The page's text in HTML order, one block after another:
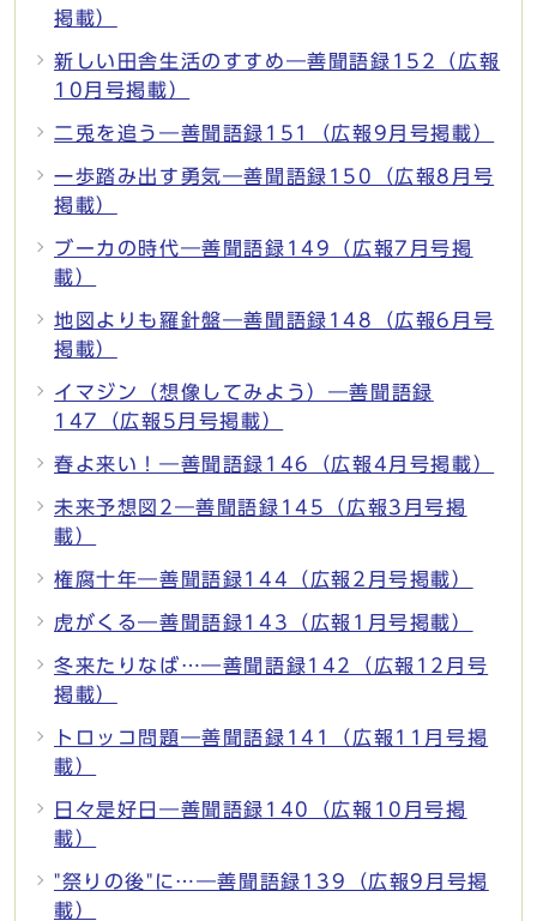
掲載）
新しい田舎生活のすすめ―善聞語録152（広報
10月号掲載）
二兎を追う―善聞語録151（広報9月号掲載）
一歩踏み出す勇気―善聞語録150（広報8月号
掲載）
ブーカの時代―善聞語録149（広報7月号掲
載）
地図よりも羅針盤―善聞語録148（広報6月号
掲載）
イマジン（想像してみよう）―善聞語録
147（広報5月号掲載）
春よ来い！―善聞語録146（広報4月号掲載）
未来予想図2―善聞語録145（広報3月号掲
載）
権腐十年―善聞語録144（広報2月号掲載）
虎がくる―善聞語録143（広報1月号掲載）
冬来たりなば…―善聞語録142（広報12月号
掲載）
トロッコ問題―善聞語録141（広報11月号掲
載）
日々是好日―善聞語録140（広報10月号掲
載）
"祭りの後"に…―善聞語録139（広報9月号掲
載）